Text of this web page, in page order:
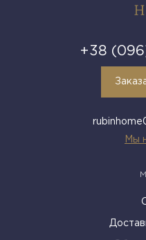
+38
Мы